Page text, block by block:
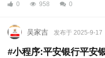
0 958 0
吴家吉 发布于 2025-9-17
#小程序:平安银行平安